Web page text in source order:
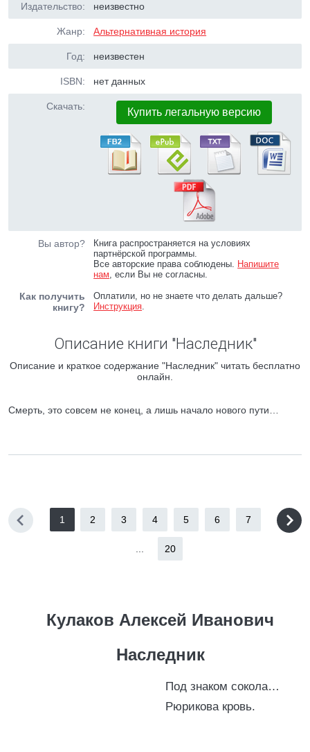
Издательство: неизвестно
Жанр: Альтернативная история
Год: неизвестен
ISBN: нет данных
Скачать: Купить легальную версию
Вы автор?
Книга распространяется на условиях
партнёрской программы.
Все авторские права соблюдены. Напишите
нам, если Вы не согласны.
Как получить
книгу?
Оплатили, но не знаете что делать дальше?
Инструкция.
Описание книги "Наследник"
Описание и краткое содержание "Наследник" читать бесплатно
онлайн.
Смерть, это совсем не конец, а лишь начало нового пути…
1 2 3 4 5 6 7
20
Кулаков Алексей Иванович
Наследник
Под знаком сокола…
Рюрикова кровь.